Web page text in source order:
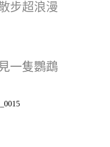
步超浪漫
一隻鸚鵡